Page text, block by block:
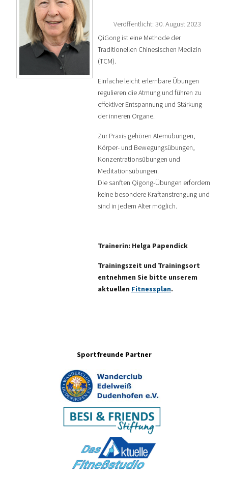
Veröffentlicht: 30. August 2023
QiGong ist eine Methode der
Traditionellen Chinesischen Medizin
(TCM).
Einfache leicht erlernbare Übungen
regulieren die Atmung und führen zu
effektiver Entspannung und Stärkung
der inneren Organe.
Zur Praxis gehören Atemübungen,
Körper- und Bewegungsübungen,
Konzentrationsübungen und
Meditationsübungen.
Die sanften Qigong-Übungen erfordern
keine besondere Kraftanstrengung und
sind in jedem Alter möglich.
Trainerin: Helga Papendick
Trainingszeit und Trainingsort
entnehmen Sie bitte unserem
aktuellen Fitnessplan.
Sportfreunde Partner